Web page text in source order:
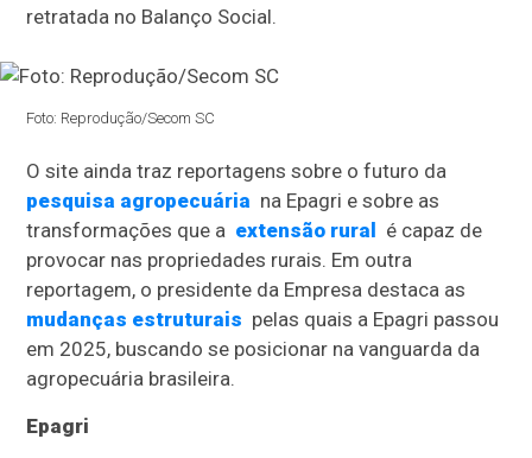
retratada no Balanço Social.
Foto: Reprodução/Secom SC
O site ainda traz reportagens sobre o futuro da
pesquisa agropecuária na Epagri e sobre as
transformações que a extensão rural é capaz de
provocar nas propriedades rurais. Em outra
reportagem, o presidente da Empresa destaca as
mudanças estruturais pelas quais a Epagri passou
em 2025, buscando se posicionar na vanguarda da
agropecuária brasileira.
Epagri